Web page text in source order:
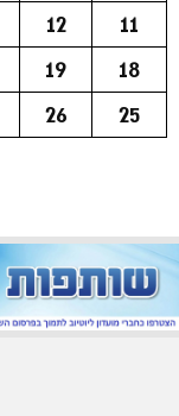
11
12
18
19
25
26